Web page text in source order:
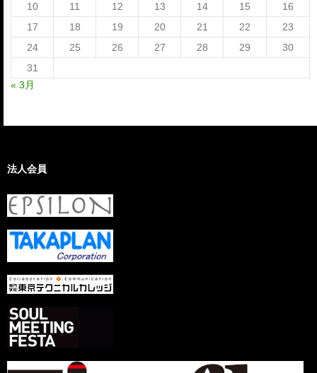
10
11 12 13 14 15
16
17
18 19 20 21 22
23
24
25 26 27 28 29
30
31
« 3月
法人会員